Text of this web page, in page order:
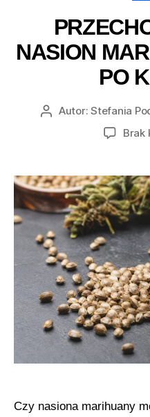
NASION
PO
AutorAutor:Stefania
Brak
Czy nasiona marihuany